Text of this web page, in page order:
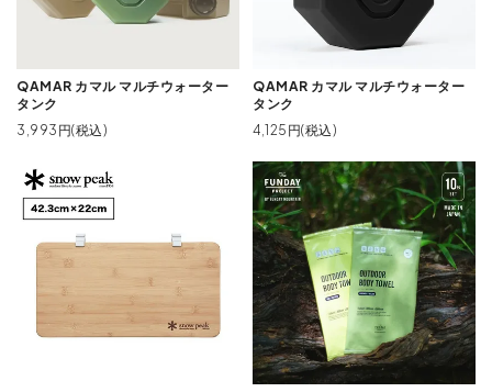
QAMAR カマル マルチウォーター
タンク
3,993円(税込)
QAMAR カマル マルチウォーター
タンク
4,125円(税込)